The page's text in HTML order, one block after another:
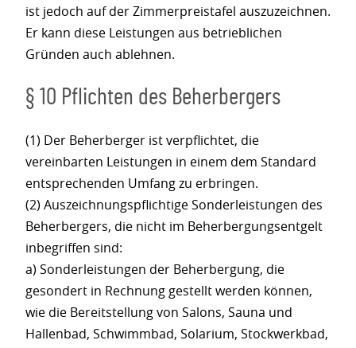
ist jedoch auf der Zimmerpreistafel auszuzeichnen.
Er kann diese Leistungen aus betrieblichen
Gründen auch ablehnen.
§ 10 Pflichten des Beherbergers
(1) Der Beherberger ist verpflichtet, die
vereinbarten Leistungen in einem dem Standard
entsprechenden Umfang zu erbringen.
(2) Auszeichnungspflichtige Sonderleistungen des
Beherbergers, die nicht im Beherbergungsentgelt
inbegriffen sind:
a) Sonderleistungen der Beherbergung, die
gesondert in Rechnung gestellt werden können,
wie die Bereitstellung von Salons, Sauna und
Hallenbad, Schwimmbad, Solarium, Stockwerkbad,